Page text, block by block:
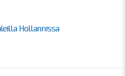
Hollannissa